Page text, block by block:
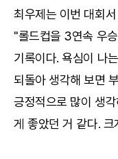
최우제는 이번 대회
"롤드컵을 3연속 우
기록이다. 욕심이 나
되돌아 생각해 보면
긍정적으로 많이 생
게 좋았던 거 같다.